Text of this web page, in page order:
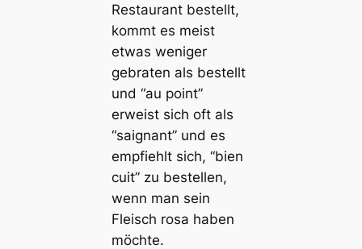
Restaurant bestellt,
kommt es meist
etwas weniger
gebraten als bestellt
und “au point”
erweist sich oft als
“saignant” und es
empfiehlt sich, “bien
cuit” zu bestellen,
wenn man sein
Fleisch rosa haben
möchte.